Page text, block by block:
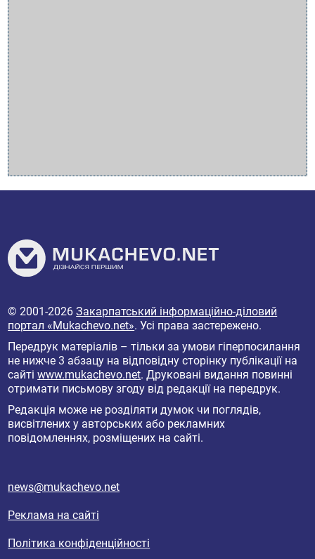
© 2001-2026Закарпатський інформаційно-діловий
портал «Mukachevo.net». Усі права застережено.
Передрук матеріалів – тільки за умови гіперпосилання
не нижче 3 абзацу на відповідну сторінку публікації на
сайтіwww.mukachevo.net. Друковані видання повинні
отримати письмову згоду від редакції на передрук.
Редакція може не розділяти думок чи поглядів,
висвітлених у авторських або рекламних
повідомленнях, розміщених на сайті.
news@mukachevo.net
Реклама на сайті
Політика конфіденційності